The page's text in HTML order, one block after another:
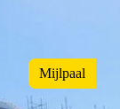
Mijlpaal